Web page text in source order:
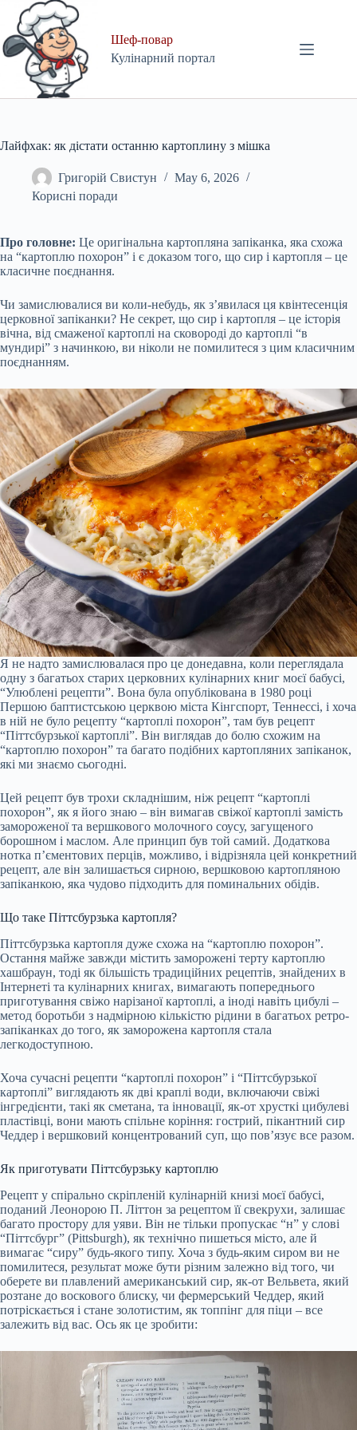
content
Шеф-повар
Кулінарний портал
Лайфхак: як дістати останню картоплину з мішка
Григорій Свистун
May 6, 2026
Корисні поради
Про головне: Це оригінальна картопляна запіканка, яка схожа
на “картоплю похорон” і є доказом того, що сир і картопля – це
класичне поєднання.
Чи замислювалися ви коли-небудь, як з’явилася ця квінтесенція
церковної запіканки? Не секрет, що сир і картопля – це історія
вічна, від смаженої картоплі на сковороді до картоплі “в
мундирі” з начинкою, ви ніколи не помилитеся з цим класичним
поєднанням.
Я не надто замислювалася про це донедавна, коли переглядала
одну з багатьох старих церковних кулінарних книг моєї бабусі,
“Улюблені рецепти”. Вона була опублікована в 1980 році
Першою баптистською церквою міста Кінгспорт, Теннессі, і хоча
в ній не було рецепту “картоплі похорон”, там був рецепт
“Піттсбурзької картоплі”. Він виглядав до болю схожим на
“картоплю похорон” та багато подібних картопляних запіканок,
які ми знаємо сьогодні.
Цей рецепт був трохи складнішим, ніж рецепт “картоплі
похорон”, як я його знаю – він вимагав свіжої картоплі замість
замороженої та вершкового молочного соусу, загущеного
борошном і маслом. Але принцип був той самий. Додаткова
нотка п’єментових перців, можливо, і відрізняла цей конкретний
рецепт, але він залишається сирною, вершковою картопляною
запіканкою, яка чудово підходить для поминальних обідів.
Що таке Піттсбурзька картопля?
Піттсбурзька картопля дуже схожа на “картоплю похорон”.
Остання майже завжди містить заморожені терту картоплю
хашбраун, тоді як більшість традиційних рецептів, знайдених в
Інтернеті та кулінарних книгах, вимагають попереднього
приготування свіжо нарізаної картоплі, а іноді навіть цибулі –
метод боротьби з надмірною кількістю рідини в багатьох ретро-
запіканках до того, як заморожена картопля стала
легкодоступною.
Хоча сучасні рецепти “картоплі похорон” і “Піттсбурзької
картоплі” виглядають як дві краплі води, включаючи свіжі
інгредієнти, такі як сметана, та інновації, як-от хрусткі цибулеві
пластівці, вони мають спільне коріння: гострий, пікантний сир
Чеддер і вершковий концентрований суп, що пов’язує все разом.
Як приготувати Піттсбурзьку картоплю
Рецепт у спірально скріпленій кулінарній книзі моєї бабусі,
поданий Леонорою П. Літтон за рецептом її свекрухи, залишає
багато простору для уяви. Він не тільки пропускає “н” у слові
“Піттсбург” (Pittsburgh), як технічно пишеться місто, але й
вимагає “сиру” будь-якого типу. Хоча з будь-яким сиром ви не
помилитеся, результат може бути різним залежно від того, чи
оберете ви плавлений американський сир, як-от Вельвета, який
розтане до воскового блиску, чи фермерський Чеддер, який
потріскається і стане золотистим, як топпінг для піци – все
залежить від вас. Ось як це зробити: